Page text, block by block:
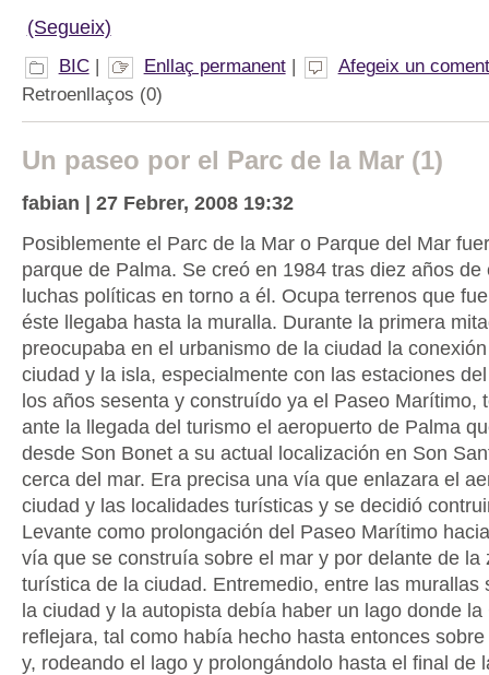
(Segueix)
BIC| Enllaç permanent|
Afegeix un
Retroenllaços (0)
Un paseo por el Parc de la Mar (1)
fabian | 27 Febrer, 2008 19:32
Posiblemente el Parc de la Mar o Parque del Mar
parque de Palma. Se creó en 1984 tras diez años de
luchas políticas en torno a él. Ocupa terrenos que
éste llegaba hasta la muralla. Durante la primera
preocupaba en el urbanismo de la ciudad la
ciudad y la isla, especialmente con las estaciones
los años sesenta y construído ya el Paseo Marítimo,
ante la llegada del turismo el aeropuerto de Palma
desde Son Bonet a su actual localización en Son
cerca del mar. Era precisa una vía que enlazara el
ciudad y las localidades turísticas y se decidió
Levante como prolongación del Paseo Marítimo
vía que se construía sobre el mar y por delante de la
turística de la ciudad. Entremedio, entre las murallas
la ciudad y la autopista debía haber un lago donde la
reflejara, tal como había hecho hasta entonces
y, rodeando el lago y prolongándolo hasta el final de